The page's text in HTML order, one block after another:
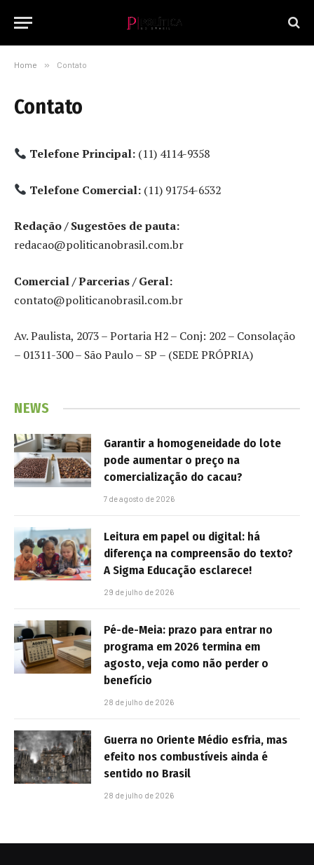
Home » Contato
Contato
Telefone Principal: (11) 4114-9358
Telefone Comercial: (11) 91754-6532
Redação / Sugestões de pauta:
redacao@politicanobrasil.com.br
Comercial / Parcerias / Geral:
contato@politicanobrasil.com.br
Av. Paulista, 2073 – Portaria H2 – Conj: 202 – Consolação
– 01311-300 – São Paulo – SP – (SEDE PRÓPRIA)
NEWS
Garantir a homogeneidade do lote
pode aumentar o preço na
comercialização do cacau?
7 de agosto de 2026
Leitura em papel ou digital: há
diferença na compreensão do texto?
A Sigma Educação esclarece!
29 de julho de 2026
Pé-de-Meia: prazo para entrar no
programa em 2026 termina em
agosto, veja como não perder o
benefício
28 de julho de 2026
Guerra no Oriente Médio esfria, mas
efeito nos combustíveis ainda é
sentido no Brasil
28 de julho de 2026